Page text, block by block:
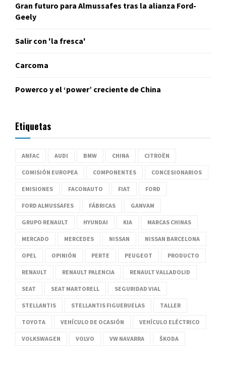
Gran futuro para Almussafes tras la alianza Ford-
Geely
Salir con 'la fresca'
Carcoma
Powerco y el ‘power’ creciente de China
Etiquetas
ANFAC AUDI BMW CHINA CITROËN
COMISIÓN EUROPEA COMPONENTES CONCESIONARIOS
EMISIONES FACONAUTO FIAT FORD
FORD ALMUSSAFES FÁBRICAS GANVAM
GRUPO RENAULT HYUNDAI KIA MARCAS CHINAS
MERCADO MERCEDES NISSAN NISSAN BARCELONA
OPEL OPINIÓN PERTE PEUGEOT PRODUCTO
RENAULT RENAULT PALENCIA RENAULT VALLADOLID
SEAT SEAT MARTORELL SEGURIDAD VIAL
STELLANTIS STELLANTIS FIGUERUELAS TALLER
TOYOTA VEHÍCULO DE OCASIÓN VEHÍCULO ELÉCTRICO
VOLKSWAGEN VOLVO VW NAVARRA ŠKODA